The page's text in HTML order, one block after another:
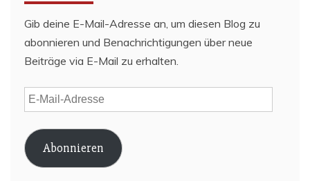
Gib deine E-Mail-Adresse an, um diesen Blog zu
abonnieren und Benachrichtigungen über neue
Beiträge via E-Mail zu erhalten.
E-
Mail-
Adresse
Abonnieren